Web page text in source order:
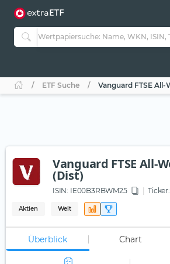
ETF Suche Vanguard FTSE All-
Vanguard FTSE All-
(Dist)
ISIN: IE00B3RBWM25 Ticker:
Aktien Welt
Überblick Chart